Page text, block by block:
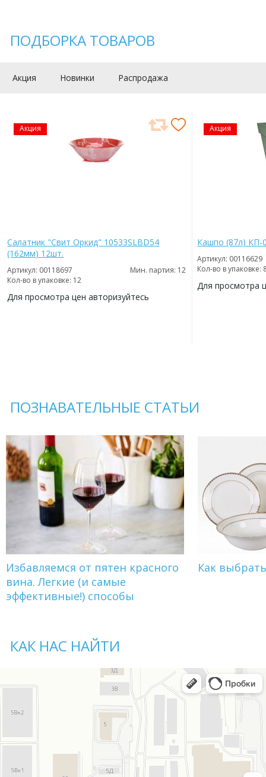
ПОДБОРКА ТОВАРОВ
Акция Новинки Распродажа
Акция
Салатник "Свит Оркид" 10533SLBD54
(162мм) 12шт.
Артикул: 00118697
Мин. партия: 12
Кол-во в упаковке: 12
Для просмотра цен авторизуйтесь
Акция
Кашпо (87л) КП-
Артикул: 00116629
Кол-во в упаковке:
Для просмотра
ПОЗНАВАТЕЛЬНЫЕ СТАТЬИ
Избавляемся от пятен красного
вина. Легкие (и самые
эффективные!) способы
Как
КАК НАС НАЙТИ